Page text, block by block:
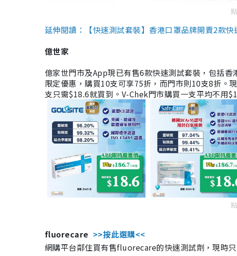
延伸閱讀：【快速測試套裝】香港口罩品牌開賣2款
億世家
億家世門市及App現已有售6款快速測試套裝，包括
限定優惠，購買10支可享75折，而門市則10支8折
支只需$18.6就買到。V-Chek門市購買一支平均不用
fluorecare >>按此選購<<
網購平台鄰住買有售fluorecare的快速測試劑，現時